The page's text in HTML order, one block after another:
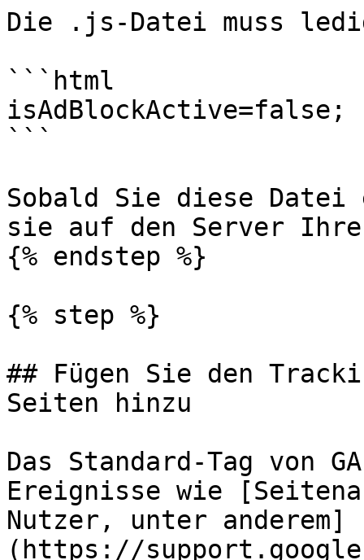
Die .js-Datei muss
```html
isAdBlockActive=false;
```
Sobald Sie diese
sie auf den Server
{% endstep %}
{% step %}
## Fügen Sie den
Seiten hinzu
Das Standard-Tag von
Ereignisse wie
Nutzer, unter anderem]
(https://